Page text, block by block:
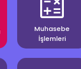
Muhasebe
İşlemleri